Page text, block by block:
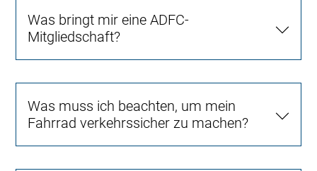
Was bringt mir eine ADFC-
Mitgliedschaft?
Was muss ich beachten, um mein
Fahrrad verkehrssicher zu machen?